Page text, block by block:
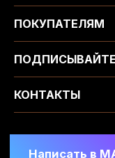
ПОКУПАТЕЛЯМ
КОНТАКТЫ